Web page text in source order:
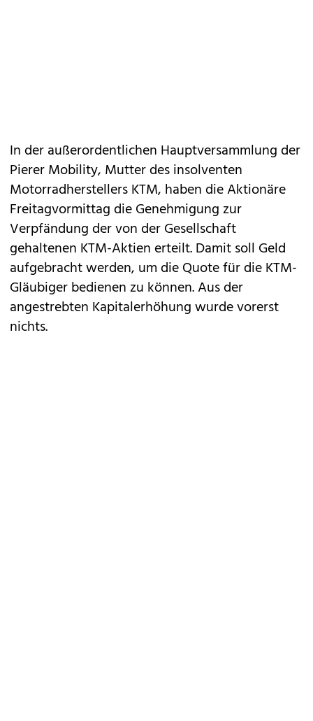
In der außerordentlichen Hauptversammlung der
Pierer Mobility, Mutter des insolventen
Motorradherstellers KTM, haben die Aktionäre
Freitagvormittag die Genehmigung zur
Verpfändung der von der Gesellschaft
gehaltenen KTM-Aktien erteilt. Damit soll Geld
aufgebracht werden, um die Quote für die KTM-
Gläubiger bedienen zu können. Aus der
angestrebten Kapitalerhöhung wurde vorerst
nichts.